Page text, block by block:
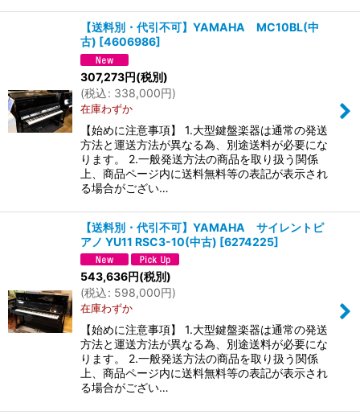
【送料別・代引不可】YAMAHA MC10BL(中
古) [4606986]
307,273円(税別)
(税込: 338,000円)
在庫わずか
【始めに注意事項】 1.大型鍵盤楽器は通常の発送
方法と運送方法が異なる為、別途送料が必要にな
ります。 2.一般発送方法の商品を取り扱う関係
上、商品ページ内に送料無料等の表記が表示され
る場合がござい…
【送料別・代引不可】YAMAHA サイレントピ
アノ YU11 RSC3-10(中古) [6274225]
543,636円(税別)
(税込: 598,000円)
在庫わずか
【始めに注意事項】 1.大型鍵盤楽器は通常の発送
方法と運送方法が異なる為、別途送料が必要にな
ります。 2.一般発送方法の商品を取り扱う関係
上、商品ページ内に送料無料等の表記が表示され
る場合がござい…